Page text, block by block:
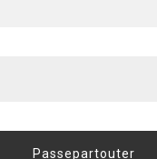
Passepartouter